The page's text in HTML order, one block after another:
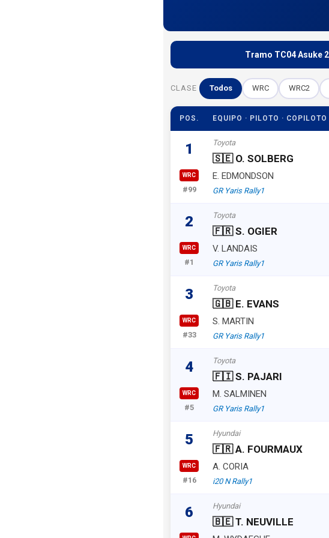
Tramo TC04 Asuke 2
CLASE Todos WRC WRC2
POS. EQUIPO · PILOTO · COPILOTO
1
WRC
#99
Toyota
🇸🇪 O. SOLBERG
E. EDMONDSON
GR Yaris Rally1
2
WRC
#1
Toyota
🇫🇷 S. OGIER
V. LANDAIS
GR Yaris Rally1
3
WRC
#33
Toyota
🇬🇧 E. EVANS
S. MARTIN
GR Yaris Rally1
4
WRC
#5
Toyota
🇫🇮 S. PAJARI
M. SALMINEN
GR Yaris Rally1
5
WRC
#16
Hyundai
🇫🇷 A. FOURMAUX
A. CORIA
i20 N Rally1
6 Hyundai
🇧🇪 T. NEUVILLE